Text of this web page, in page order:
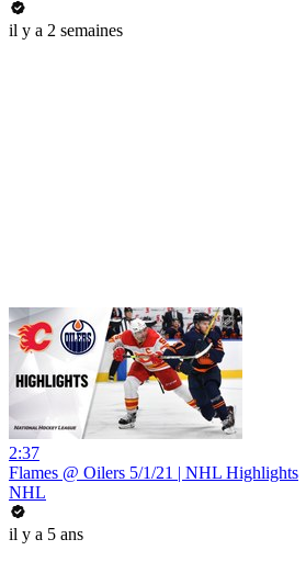
il y a 2 semaines
2:37
Flames @ Oilers 5/1/21 | NHL Highlights
NHL
il y a 5 ans